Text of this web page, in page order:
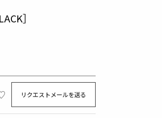
］
リクエストメールを送る